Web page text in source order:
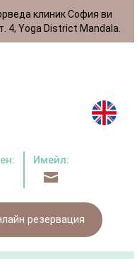
клиник София ви
4, Yoga District Mandala.
Имейл:

резервация